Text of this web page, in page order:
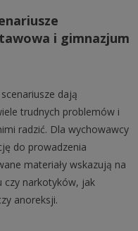
i gimnazjum
dają
trudnych problemów i
radzić. Dla wychowawcy
do prowadzenia
materiały wskazują na
czy narkotyków, jak
anoreksji.